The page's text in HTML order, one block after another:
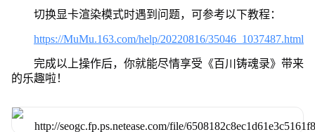
切换显卡渲染模式时遇到问题，可参考以下教程：
https://MuMu.163.com/help/20220816/35046_1037487.html
完成以上操作后，你就能尽情享受《百川铸魂录》带来
的乐趣啦！